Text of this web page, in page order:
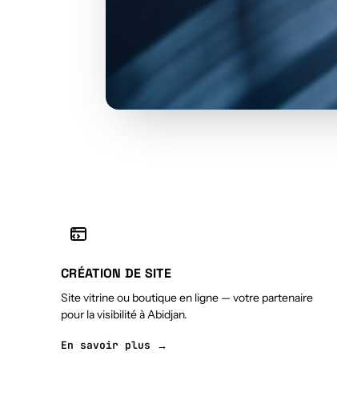
CRÉATION DE SITE
Site vitrine ou boutique en ligne — votre partenaire
pour la visibilité à Abidjan.
En savoir plus →